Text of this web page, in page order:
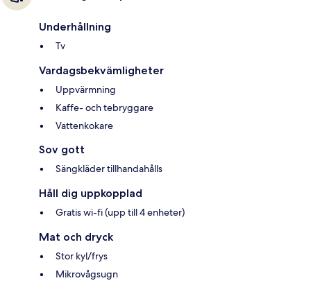
Underhållning
Tv
Vardagsbekvämligheter
Uppvärmning
Kaffe- och tebryggare
Vattenkokare
Sov gott
Sängkläder tillhandahålls
Håll dig uppkopplad
Gratis wi-fi (upp till 4 enheter)
Mat och dryck
Stor kyl/frys
Mikrovågsugn